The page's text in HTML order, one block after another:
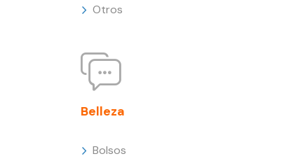
Otros
Belleza
Bolsos